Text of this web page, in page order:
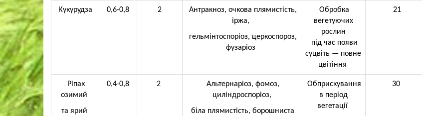
Кукурудза 0,6-0,8 2
Антракноз, очкова плямистість,
іржа,
гельмінтоспоріоз, церкоспороз,
фузаріоз
Обробка
вегетуючих
рослин
під час появи
суцвіть — повне
цвітіння
21
Ріпак
озимий
та ярий
0,4-0,8 2
Альтернаріоз, фомоз,
циліндроспоріоз,
біла плямистість, борошниста
Обприскування
в період
вегетації
30